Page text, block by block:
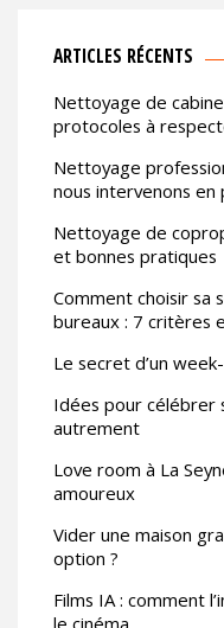
ARTICLES RÉCENTS
Nettoyage de
protocoles à
Nettoyage
nous intervenons en
Nettoyage de
et bonnes pratiques
Comment choisir sa
bureaux : 7 critères
Le secret d’un
Idées pour célébrer
autrement
Love room à La
amoureux
Vider une maison
option ?
Films IA : comment
le cinéma